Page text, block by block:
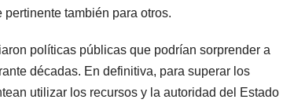
también para otros.
políticas públicas que podrían sorprender a
décadas. En definitiva, para superar los
utilizar los recursos y la autoridad del Estado